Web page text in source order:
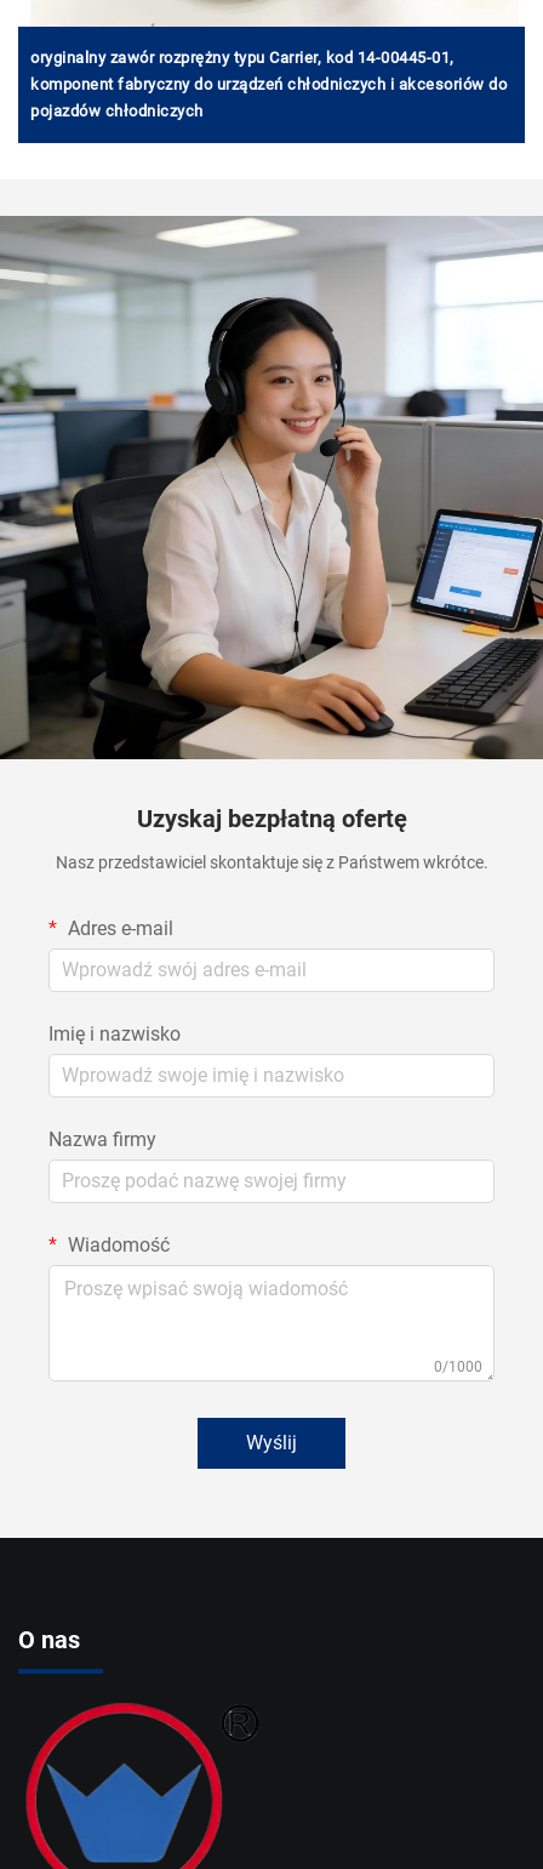
oryginalny zawór rozprężny typu Carrier, kod 14-00445-01,
komponent fabryczny do urządzeń chłodniczych i akcesoriów do
pojazdów chłodniczych
Uzyskaj bezpłatną ofertę
Nasz przedstawiciel skontaktuje się z Państwem wkrótce.
Adres e-mail
Imię i nazwisko
Nazwa firmy
Wiadomość
0/1000
Wyślij
O nas